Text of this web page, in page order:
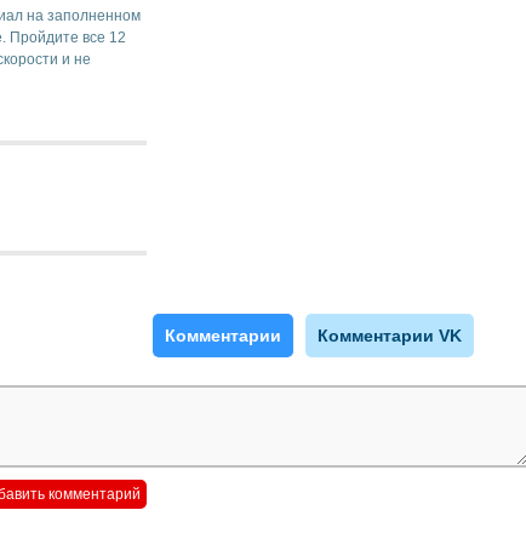
на заполненном
Пройдите все 12
и не
Комментарии Комментарии VK